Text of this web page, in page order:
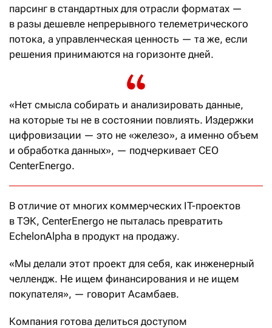
парсинг в стандартных для отрасли форматах —
в разы дешевле непрерывного телеметрического
потока, а управленческая ценность — та же, если
решения принимаются на горизонте дней.
«Нет смысла собирать и анализировать данные,
на которые ты не в состоянии повлиять. Издержки
цифровизации — это не «железо», а именно объем
и обработка данных», — подчеркивает СЕО
CenterEnergo.
В отличие от многих коммерческих IT-проектов
в ТЭК, CenterEnergo не пыталась превратить
EchelonAlpha в продукт на продажу.
«Мы делали этот проект для себя, как инженерный
челлендж. Не ищем финансирования и не ищем
покупателя», — говорит Асамбаев.
Компания готова делиться доступом